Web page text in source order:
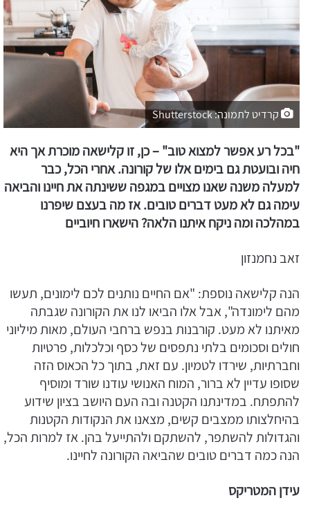
קרדיט לתמונה: Shutterstock
"בכל רע אפשר למצוא טוב" – כן, זו קלישאה מוכרת אך היא
חיה ובועטת גם בימים אלו של קורונה. אחרי הכל, כבר
למעלה משנה שאנו מצויים במגפה ששינתה את חיינו והביאה
עימה גם לא מעט דברים טובים. אז מה בעצם שיפרנו
במהלכה ומה ניקח איתנו הלאה? הישארו חיוביים
זאב נחמנזון
הנה קלישאה נוספת: "אם החיים נותנים לכם לימונים, תעשו
מהם לימונדה", אבל אלו הביאו לנו את הקורונה שגבתה
מאיתנו לא מעט. קורבנות בנפש ברחבי העולם, מאות מיליוני
חולים וסכומים בלתי נתפסים של כסף וכלכלות, פרטיות
וחברתיות, שירדו לטמיון. עם זאת, בתוך כל הכאוס הזה
שסופו עדיין לא ברור, המוח האנושי עודנו שורד ומוסיף
להתפתח. במדינתנו הקטנה ובה העם היושב בציון שידוע
בהיחלצותו ממצבים קשים, מצאנו את הנקודות הקטנות
והגדולות להשתפר, להשתקם ולהתייעל בהן. אז למרות הכל,
הנה כמה דברים טובים שהביאה הקורונה לחיינו.
עידן המטריקס